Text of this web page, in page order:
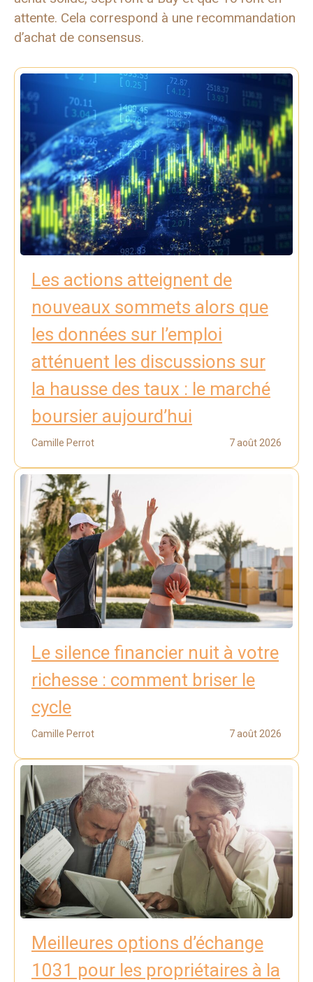
attente. Cela correspond à une recommandation
d’achat de consensus.
Les actions atteignent de
nouveaux sommets alors que
les données sur l’emploi
atténuent les discussions sur
la hausse des taux : le marché
boursier aujourd’hui
Camille Perrot 7 août 2026
Le silence financier nuit à votre
richesse : comment briser le
cycle
Camille Perrot 7 août 2026
Meilleures options d’échange
1031 pour les propriétaires à la